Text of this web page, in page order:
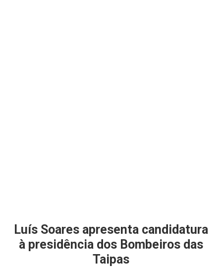
Luís Soares apresenta candidatura
à presidência dos Bombeiros das
Taipas